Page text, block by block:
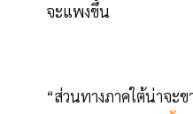
จะแพงขึ้น
“ส่วนทางภาคใต้น่าจะข